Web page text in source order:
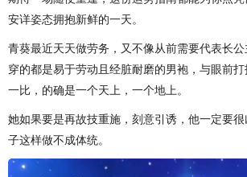
安详姿态拥抱新鲜的一天。
青葵最近天天做劳务，又不像从前需要代表长
穿的都是易于劳动且经脏耐磨的男袍，与眼前
一比，的确是一个天上，一个地上。
她如果要是再故技重施，刻意引诱，他一定要
子这样做不成体统。